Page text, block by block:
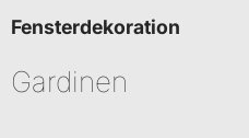
Fensterdekoration
Gardinen